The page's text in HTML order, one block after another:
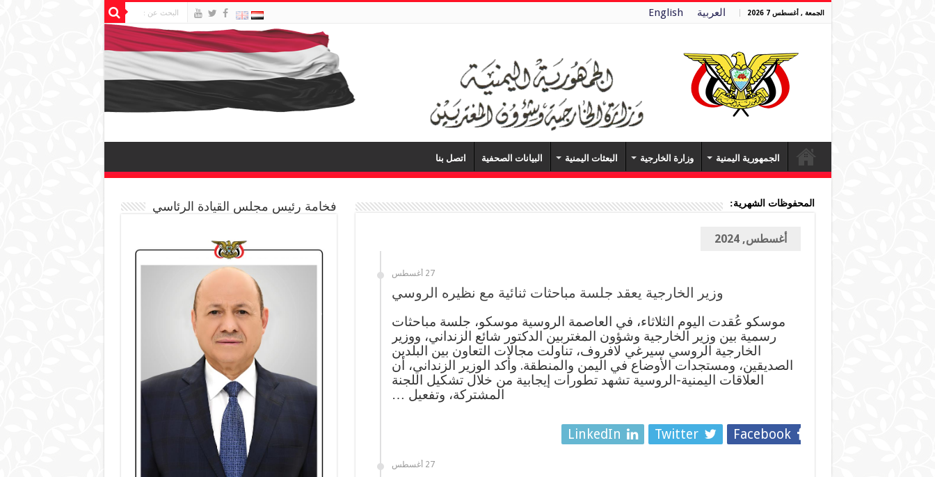
الجمعة , أغسطس 7 2026 العربية English
الجمهورية اليمنية وزارة الخارجية البعثات اليمنية البيانات الصحفية اتصل بنا
المحفوظات الشهرية:
أغسطس, 2024
27 أغسطس
وزير الخارجية يعقد جلسة مباحثات ثنائية مع نظيره الروسي
موسكو عُقدت اليوم الثلاثاء، في العاصمة الروسية موسكو، جلسة مباحثات
رسمية بين وزير الخارجية وشؤون المغتربين الدكتور شائع الزنداني، ووزير
الخارجية الروسي سيرغي لافروف، تناولت مجالات التعاون بين البلدين
الصديقين، ومستجدات الأوضاع في اليمن والمنطقة. وأكد الوزير الزنداني، أن
العلاقات اليمنية-الروسية تشهد تطورات إيجابية من خلال تشكيل اللجنة
المشتركة، وتفعيل …
Facebook
Twitter
LinkedIn
27 أغسطس
فخامة رئيس مجلس القيادة الرئاسي